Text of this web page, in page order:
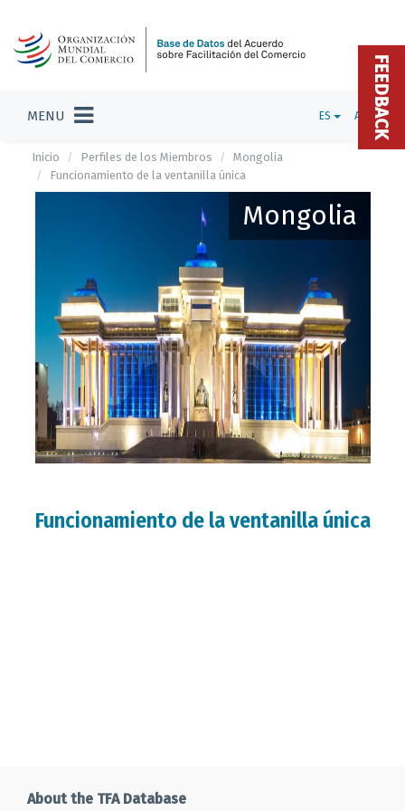
MENU ES ADMIN
Inicio Perfiles de los Miembros
Mongolia
Funcionamiento de la ventanilla única
Mongolia
Funcionamiento de la ventanilla única
About the TFA Database
FEEDBACK